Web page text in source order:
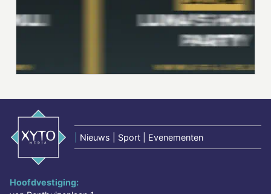
Nieuws | Sport | Evenementen
Hoofdvestiging: